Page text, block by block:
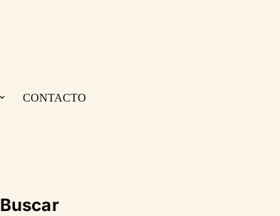
CONTACTO
Buscar